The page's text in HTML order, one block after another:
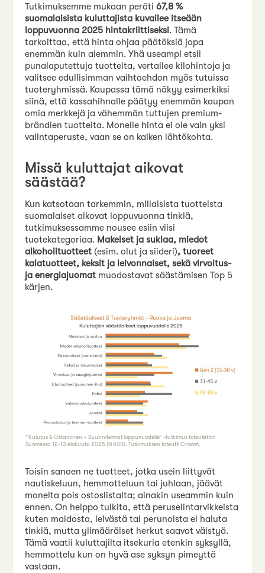
Tutkimuksemme mukaan peräti67,8 %
suomalaisista kuluttajista kuvailee itseään
loppuvuonna 2025 hintakriittiseksi. Tämä
tarkoittaa, että hinta ohjaa päätöksiä jopa
enemmän kuin aiemmin. Yhä useampi etsii
punalaputettuja tuotteita, vertailee kilohintoja ja
valitsee edullisimman vaihtoehdon myös tutuissa
tuoteryhmissä. Kaupassa tämä näkyy esimerkiksi
siinä, että kassahihnalle päätyy enemmän kaupan
omia merkkejä ja vähemmän tuttujen premium-
brändien tuotteita. Monelle hinta ei ole vain yksi
valintaperuste, vaan se on kaiken lähtökohta.
Missä kuluttajat aikovat
säästää?
Kun katsotaan tarkemmin, millaisista tuotteista
suomalaiset aikovat loppuvuonna tinkiä,
tutkimuksessamme nousee esiin viisi
tuotekategoriaa. Makeiset ja suklaa, miedot
alkoholituotteet (esim. olut ja siideri), tuoreet
kalatuotteet, keksit ja leivonnaiset, sekä virvoitus-
ja energiajuomat muodostavat säästämisen Top 5
kärjen.
”Kulutus & Ostaminen – Suunnitelmat loppuvuodelle” -tutkimus toteutettiin
Suomessa 12-13 elokuuta 2025 (N 600). Tutkimuksen toteutti Crowst.
Toisin sanoen ne tuotteet, jotka usein liittyvät
nautiskeluun, hemmotteluun tai juhlaan, jäävät
monelta pois ostoslistalta; ainakin useammin kuin
ennen. On helppo tulkita, että peruselintarvikkeista
kuten maidosta, leivästä tai perunoista ei haluta
tinkiä, mutta ylimääräiset herkut saavat väistyä.
Tämä vaatii kuluttajilta itsekuria etenkin syksyllä,
hemmottelu kun on hyvä ase syksyn pimeyttä
vastaan.